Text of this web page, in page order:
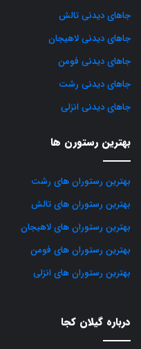
جاهای دیدنی تالش
جاهای دیدنی لاهیجان
جاهای دیدنی فومن
جاهای دیدنی رشت
جاهای دیدنی انزلی
بهترین رستورن ها
بهترین رستوران های رشت
بهترین رستوران های تالش
بهترین رستوران های لاهیجان
بهترین رستوران های فومن
بهترین رستوران های انزلی
درباره گیلان کجا